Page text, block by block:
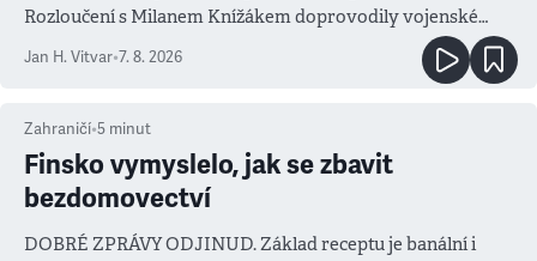
Rozloučení s Milanem Knížákem doprovodily vojenské
salvy i kritika pokrokářů
Jan H. Vitvar•7. 8. 2026
Zahraničí•5 minut
Finsko vymyslelo, jak se zbavit
bezdomovectví
DOBRÉ ZPRÁVY ODJINUD. Základ receptu je banální i